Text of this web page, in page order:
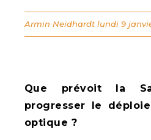
Que prévoit la
progresser le
optique ?
Armin Neidhardt lundi 9